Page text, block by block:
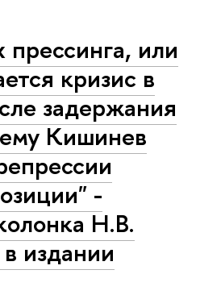
прессинга, или
кризис в
задержания
Кишинев
-
Н.В.
издании